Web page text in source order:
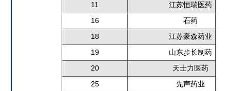
11 江苏恒瑞医药
16 石药
18 江苏豪森药业
19 山东步长制药
20 天士力医药
25 先声药业